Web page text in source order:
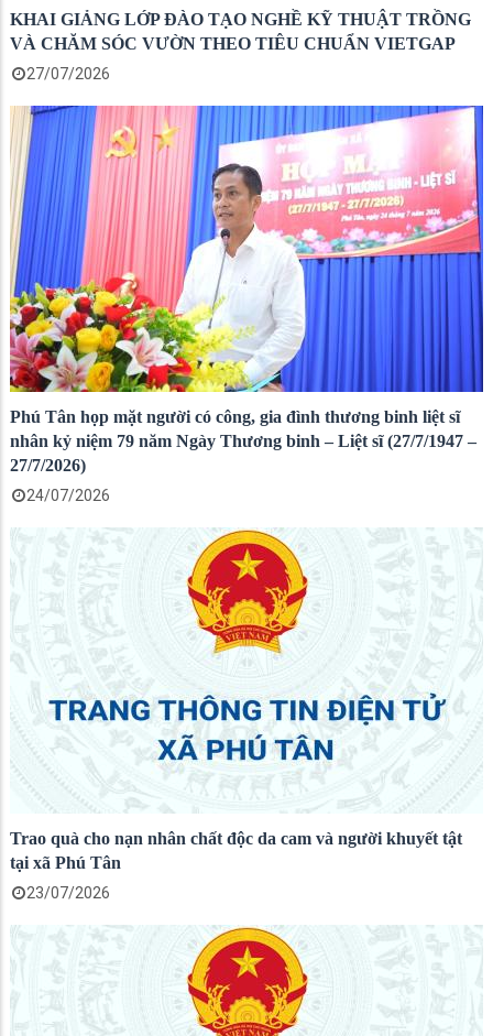
KHAI GIẢNG LỚP ĐÀO TẠO NGHỀ KỸ THUẬT TRỒNG
VÀ CHĂM SÓC VƯỜN THEO TIÊU CHUẨN VIETGAP
27/07/2026
Phú Tân họp mặt người có công, gia đình thương binh liệt sĩ
nhân kỷ niệm 79 năm Ngày Thương binh – Liệt sĩ (27/7/1947 –
27/7/2026)
24/07/2026
Trao quà cho nạn nhân chất độc da cam và người khuyết tật
tại xã Phú Tân
23/07/2026